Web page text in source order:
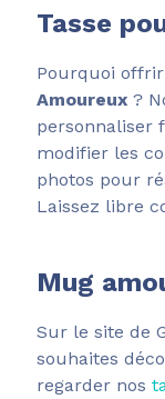
Tasse
Pourquoi
Amoureux ?
personnaliser
modifier les
photos pour
Laissez libre
Mug
Sur le site de
souhaites
regarder nos